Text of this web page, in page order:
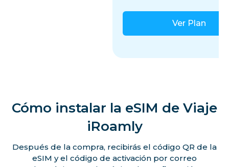
Ver Plan
Cómo instalar la eSIM de Viaje
iRoamly
Después de la compra, recibirás el código QR de la
eSIM y el código de activación por correo